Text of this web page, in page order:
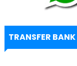
TRANSFER BANK